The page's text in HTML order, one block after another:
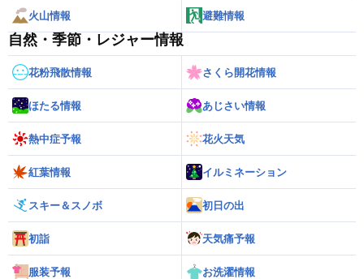
火山情報 避難情報
自然・季節・レジャー情報
花粉飛散情報 さくら開花情報
ほたる情報 あじさい情報
熱中症予報 花火天気
紅葉情報 イルミネーション
スキー＆スノボ 初日の出
初詣 天気痛予報
服装予報 お洗濯情報